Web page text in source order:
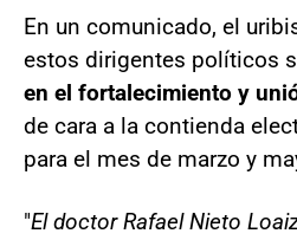
En un comunicado, el
estos dirigentes políticos
en el fortalecimiento y
de cara a la contienda
para el mes de marzo y
"El doctor Rafael Nieto